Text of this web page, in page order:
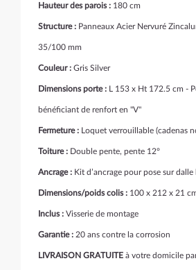
Hauteur des parois : 180 cm
Structure : Panneaux Acier Nervuré
35/100 mm
Couleur : Gris Silver
Dimensions porte : L 153 x Ht 172.5 cm -
bénéficiant de renfort en "V"
Fermeture : Loquet verrouillable (cadenas
Toiture : Double pente, pente 12°
Ancrage : Kit d’ancrage pour pose sur
Dimensions/poids colis : 100 x 212 x 21
Inclus : Visserie de montage
Garantie : 20 ans contre la corrosion
LIVRAISON GRATUITE à votre domicile